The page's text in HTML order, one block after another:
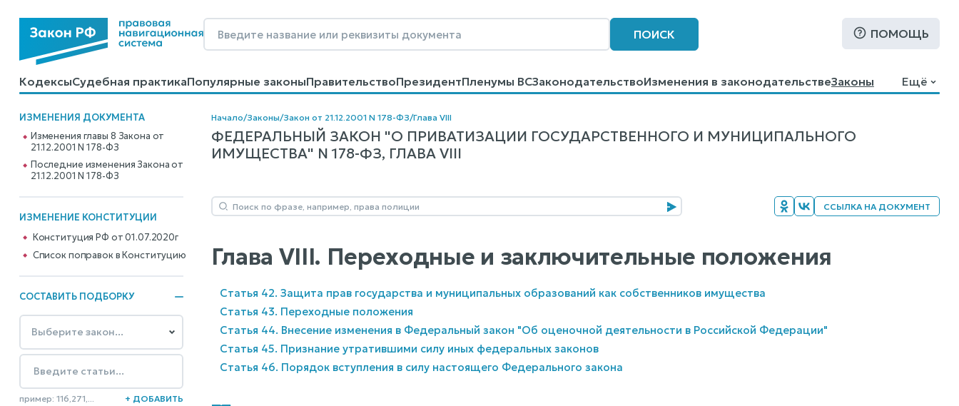
ПОИСК ПОМОЩЬ
КодексыСудебная практикаПопулярные законыПравительствоПрезидентПленумы ВСЗаконодательствоИзменения в законодательствеЗаконы
КалькуляторыСправочные материалыОбразцы договоровКонтактыПомощьПоиск
Ещё
ИЗМЕНЕНИЯ ДОКУМЕНТА
Изменения главы 8 Закона от
21.12.2001 N 178-ФЗ
Последние изменения Закона от
21.12.2001 N 178-ФЗ
ИЗМЕНЕНИЕ КОНСТИТУЦИИ
Конституция РФ от 01.07.2020г
Cписок поправок в Конституцию
СОСТАВИТЬ ПОДБОРКУ
пример: 116,271,... + ДОБАВИТЬ
Начало/Законы/Закон от 21.12.2001 N 178-ФЗ/Глава VIII
ФЕДЕРАЛЬНЫЙ ЗАКОН "О ПРИВАТИЗАЦИИ ГОСУДАРСТВЕННОГО И МУНИЦИПАЛЬНОГО
ИМУЩЕСТВА" N 178-ФЗ, ГЛАВА VIII
ССЫЛКА НА ДОКУМЕНТ
Глава VIII. Переходные и заключительные положения
Статья 42. Защита прав государства и муниципальных образований как собственников имущества
Статья 43. Переходные положения
Статья 44. Внесение изменения в Федеральный закон "Об оценочной деятельности в Российской Федерации"
Статья 45. Признание утратившими силу иных федеральных законов
Статья 46. Порядок вступления в силу настоящего Федерального закона